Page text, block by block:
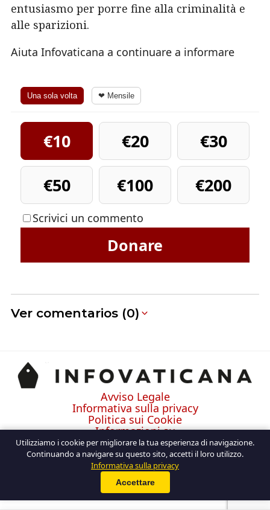
entusiasmo per porre fine alla criminalità e
alle sparizioni.
Aiuta Infovaticana a continuare a informare
Una sola volta ❤ Mensile
€10 €20
€30
€50
€100 €200
Scrivici un commento
Donare
Ver comentarios (0)
Avviso Legale
Informativa sulla privacy
Politica sui Cookie
Informazioni su
Contatto
Utilizziamo i cookie per migliorare la tua esperienza di navigazione.
Continuando a navigare su questo sito, accetti il loro utilizzo.
Informativa sulla privacy
Accettare